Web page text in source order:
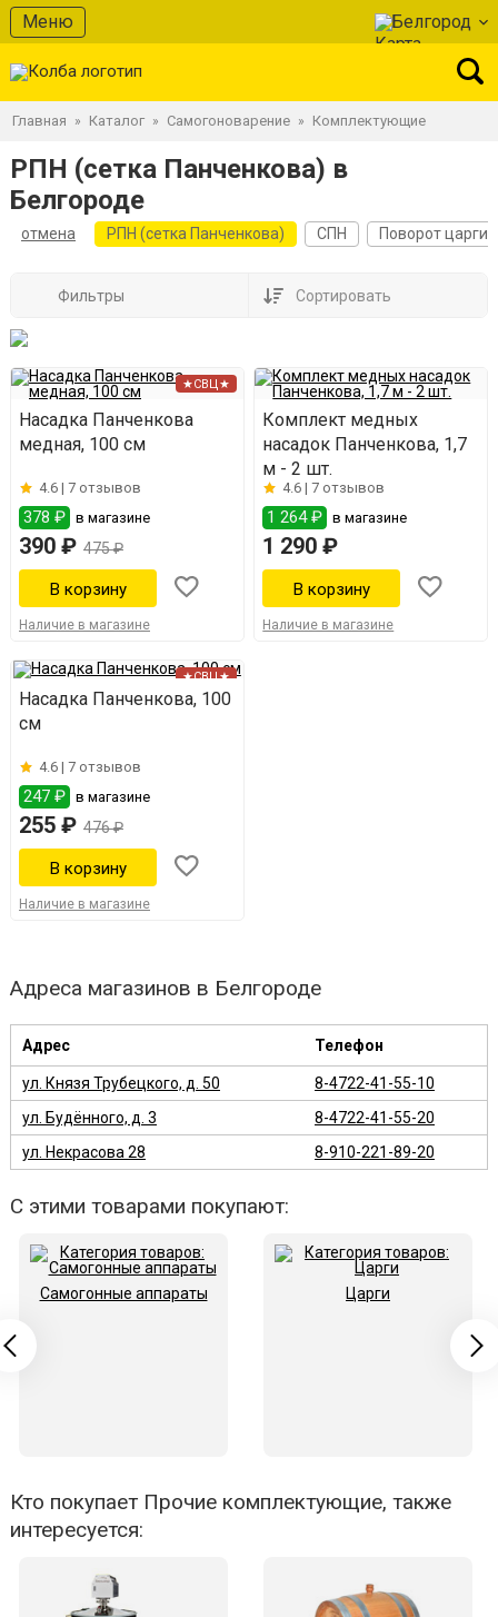
Меню Белгород
Главная » Каталог » Самогоноварение » Комплектующие
РПН (сетка Панченкова) в
Белгороде
отмена РПН (сетка Панченкова) СПН Поворот царги
Фильтры Сортировать
★СВЦ★
Насадка Панченкова
медная, 100 см
4.6 | 7 отзывов
378 ₽ в магазине
390 ₽ 475 ₽
Наличие в магазине
Комплект медных
насадок Панченкова, 1,7
м - 2 шт.
4.6 |7 отзывов
1 264 ₽ в магазине
1 290 ₽
Наличие в магазине
★СВЦ★
Насадка Панченкова, 100
см
4.6 | 7 отзывов
247 ₽ в магазине
255 ₽ 476 ₽
Наличие в магазине
Адреса магазинов в Белгороде
Адрес Телефон
ул. Князя Трубецкого, д. 50
8-4722-41-55-10
ул. Будённого, д. 3
8-4722-41-55-20
ул. Некрасова 28
8-910-221-89-20
С этими товарами покупают:
Самогонные аппараты Царги
Кто покупает Прочие комплектующие, также
интересуется: